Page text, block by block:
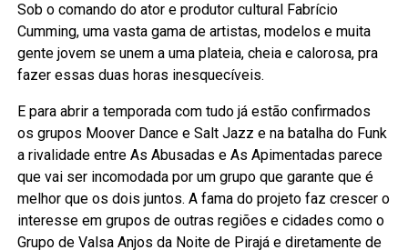
Sob o comando do ator e produtor cultural Fabrício
Cumming, uma vasta gama de artistas, modelos e muita
gente jovem se unem a uma plateia, cheia e calorosa, pra
fazer essas duas horas inesquecíveis.
E para abrir a temporada com tudo já estão confirmados
os grupos Moover Dance e Salt Jazz e na batalha do Funk
a rivalidade entre As Abusadas e As Apimentadas parece
que vai ser incomodada por um grupo que garante que é
melhor que os dois juntos. A fama do projeto faz crescer o
interesse em grupos de outras regiões e cidades como o
Grupo de Valsa Anjos da Noite de Pirajá e diretamente de